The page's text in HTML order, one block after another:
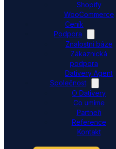
Shopify
WooCommerce
Ceník
Podpora
Znalostní báze
Zákaznická
podpora
Dativery Agent
Společnost
O Dativery
Co umíme
Partneři
Reference
Kontakt